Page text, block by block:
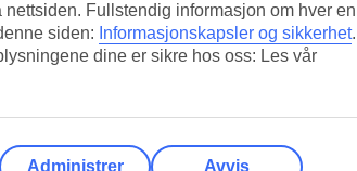
Fullstendig informasjon om hver
siden: Informasjonskapsler og sikkerhet.
dine er sikre hos oss: Les vår
Administrer Avvis